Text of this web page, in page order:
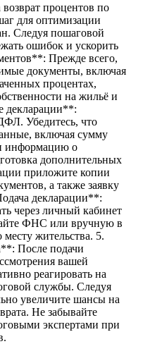
процентов по
для оптимизации
Следуя пошаговой
ошибок и ускорить
Прежде всего,
документы, включая
процентах,
на жильё и
декларации**:
Убедитесь, что
включая сумму
информацию о
дополнительных
приложите копии
а также заявку
декларации**:
через личный кабинет
ФНС или вручную в
жительства. 5.
После подачи
вашей
реагировать на
службы. Следуя
увеличите шансы на
Не забывайте
экспертами при